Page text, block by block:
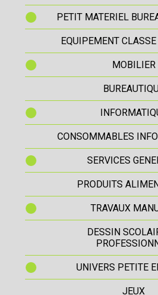
PETIT MATERIEL
EQUIPEMENT CLASSE
MOBILIER
CONSOMMABLES
SERVICES
PRODUITS
TRAVAUX
DESSIN
UNIVERS PETITE
JEUX